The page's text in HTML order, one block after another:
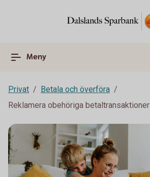
Meny
Privat
Betala och överföra
Reklamera obehöriga betaltransaktioner